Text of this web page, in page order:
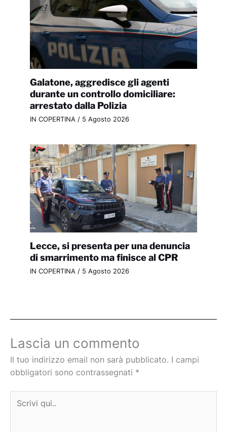
Galatone, aggredisce gli agenti
durante un controllo domiciliare:
arrestato dalla Polizia
IN COPERTINA / 5 Agosto 2026
Lecce, si presenta per una denuncia
di smarrimento ma finisce al CPR
IN COPERTINA / 5 Agosto 2026
Lascia un commento
Il tuo indirizzo email non sarà pubblicato. I campi
obbligatori sono contrassegnati *
qui..